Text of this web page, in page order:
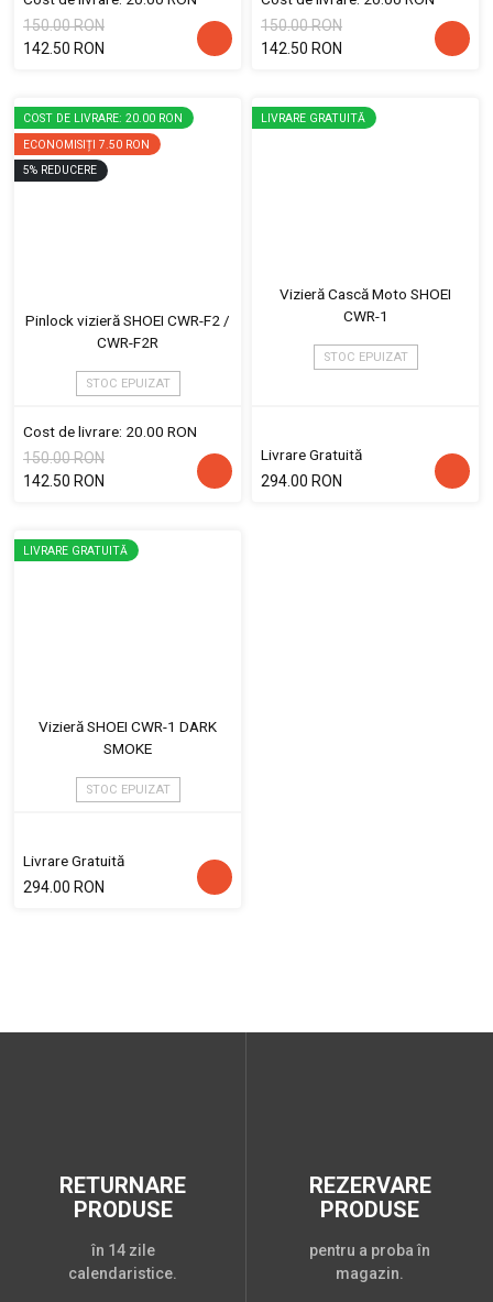
150.00 RON
142.50 RON
150.00 RON
142.50 RON
COST DE LIVRARE: 20.00 RON
ECONOMISIȚI 7.50 RON
5% REDUCERE
Pinlock vizieră SHOEI CWR-F2 /
CWR-F2R
STOC EPUIZAT
Cost de livrare: 20.00 RON
150.00 RON
142.50 RON
LIVRARE GRATUITĂ
Vizieră Cască Moto SHOEI
CWR-1
STOC EPUIZAT
Livrare Gratuită
294.00 RON
LIVRARE GRATUITĂ
Vizieră SHOEI CWR-1 DARK
SMOKE
STOC EPUIZAT
Livrare Gratuită
294.00 RON
RETURNARE
PRODUSE
în 14 zile
calendaristice.
REZERVARE
PRODUSE
pentru a proba în
magazin.